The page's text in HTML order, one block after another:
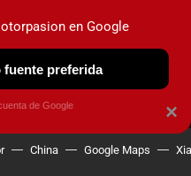
NUEVO
OBSERVATORIO
China Google Maps
×
en Google
fuente preferida
de Google